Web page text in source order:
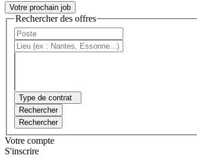
Votre prochain job
Rechercher des offres
Type de contrat
Rechercher
Rechercher
Votre compte
S'inscrire